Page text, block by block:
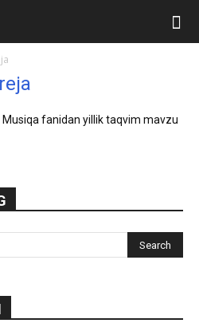
fanidan yillik taqvim mavzu